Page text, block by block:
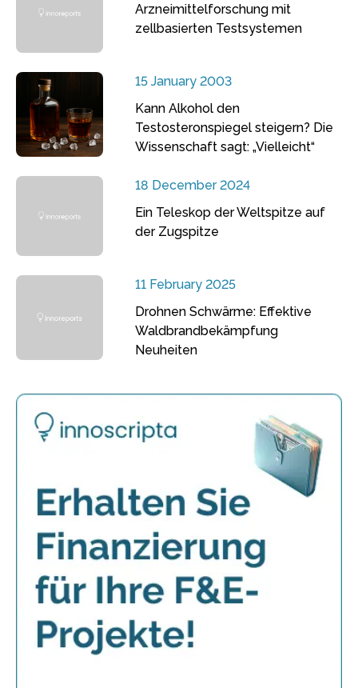
Arzneimittelforschung mit
zellbasierten Testsystemen
15 January 2003
Kann Alkohol den
Testosteronspiegel steigern? Die
Wissenschaft sagt: „Vielleicht“
18 December 2024
Ein Teleskop der Weltspitze auf
der Zugspitze
11 February 2025
Drohnen Schwärme: Effektive
Waldbrandbekämpfung
Neuheiten